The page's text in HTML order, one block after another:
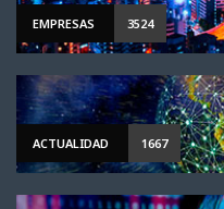
EMPRESAS 3524
ACTUALIDAD 1667